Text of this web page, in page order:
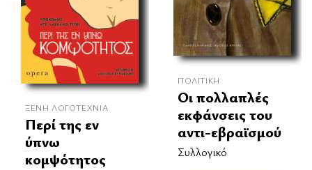
ΞΈΝΗ ΛΟΓΟΤΕΧΝΊΑ
Περί της εν
ύπνω
κομψότητος
ΠΟΛΙΤΙΚΉ
Οι πολλαπλές
εκφάνσεις του
αντι-εβραϊσμού
Συλλογικό